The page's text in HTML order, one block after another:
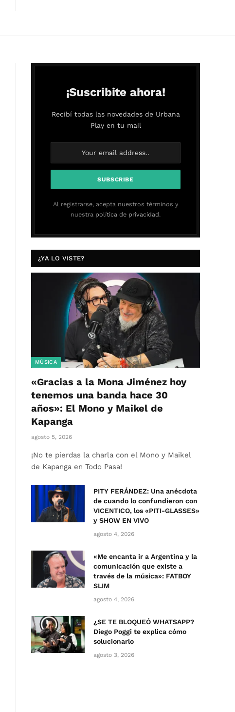
¡Suscribite ahora!
Recibí todas las novedades de Urbana
Play en tu mail
Al registrarse, acepta nuestros términos y
nuestra política de privacidad.
¿YA LO VISTE?
MÚSICA
«Gracias a la Mona Jiménez hoy
tenemos una banda hace 30
años»: El Mono y Maikel de
Kapanga
agosto 5, 2026
¡No te pierdas la charla con el Mono y Maikel
de Kapanga en Todo Pasa!
PITY FERÁNDEZ: Una anécdota
de cuando lo confundieron con
VICENTICO, los «PITI-GLASSES»
y SHOW EN VIVO
agosto 4, 2026
«Me encanta ir a Argentina y la
comunicación que existe a
través de la música»: FATBOY
SLIM
agosto 4, 2026
¿SE TE BLOQUEÓ WHATSAPP?
Diego Poggi te explica cómo
solucionarlo
agosto 3, 2026